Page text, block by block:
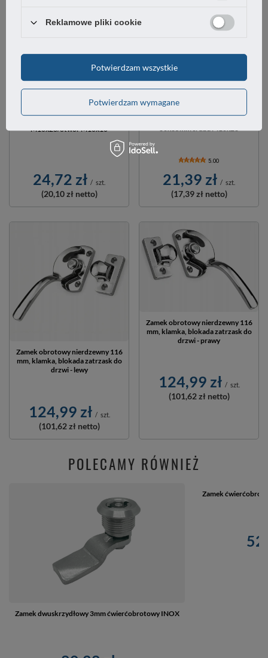
M10x28/otwór M10x10
24,72 zł / szt.
(20,10 zł netto)
60x35mm śruba M10x28
5.00
21,39 zł / szt.
(17,39 zł netto)
Zamek obrotowy nierdzewny 116
mm, klamka, blokada zatrzask do
drzwi - lewy
124,99 zł / szt.
(101,62 zł netto)
Zamek obrotowy nierdzewny 116
mm, klamka, blokada zatrzask do
drzwi - prawy
124,99 zł / szt.
(101,62 zł netto)
POLECAMY RÓWNIEŻ
Zamek dwuskrzydłowy 3mm ćwierćobrotowy INOX
Zamek
Reklamowe pliki cookie
Potwierdzam wymagane
Potwierdzam wszystkie